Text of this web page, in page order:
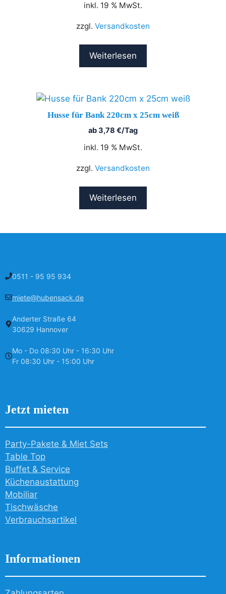
inkl. 19 % MwSt.
zzgl. Versandkosten
Weiterlesen
Husse für Bank 220cm x 25cm weiß
ab3,78 €/Tag
inkl. 19 % MwSt.
zzgl. Versandkosten
Weiterlesen
0511 - 95 95 934
miete@hubensack.de
Anderter Straße 64
30629 Hannover
Mo - Do 08:30 Uhr - 16:30 Uhr
Fr 08:30 Uhr - 15:00 Uhr
Jetzt mieten
Party-Pakete & Miet Sets
Table Top
Buffet & Service
Küchenaustattung
Mobiliar
Tischwäsche
Verbrauchsartikel
Informationen